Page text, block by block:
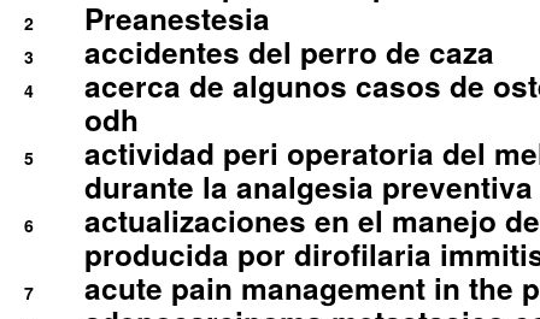
2 Preanestesia
3 accidentes del perro de caza
4
acerca de algunos casos de
odh
5
actividad peri operatoria del
durante la analgesia
6
actualizaciones en el manejo
producida por dirofilaria
7 acute pain management in the